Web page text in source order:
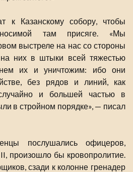
к Казанскому собору, чтобы
там присяге. «Мы
выстреле на нас со стороны
на них в штыки всей тяжестью
их и уничтожим: ибо они
без рядов и линий, как
и большей частью в
в стройном порядке», — писал
послушались офицеров,
произошло бы кровопролитие.
сзади к колонне гренадер